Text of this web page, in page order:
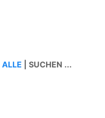
ALLE SUCHEN ...